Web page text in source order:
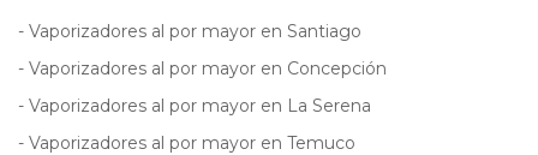
- Vaporizadores al por mayor en Santiago
- Vaporizadores al por mayor en Concepción
- Vaporizadores al por mayor en La Serena
- Vaporizadores al por mayor en Temuco